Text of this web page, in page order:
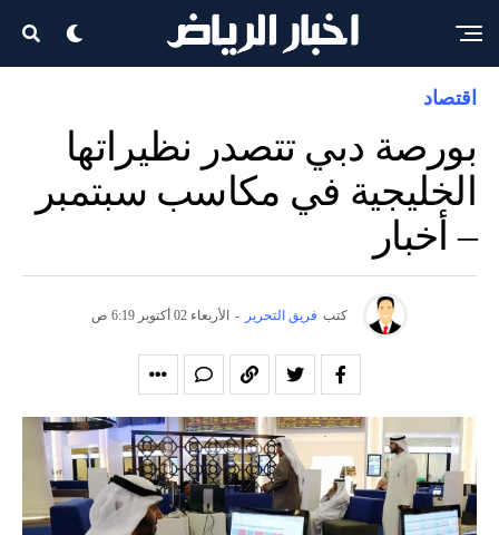
اقتصاد
بورصة دبي تتصدر نظيراتها
الخليجية في مكاسب سبتمبر
– أخبار
كتب فريق التحرير - الأربعاء 02 أكتوبر 6:19 ص